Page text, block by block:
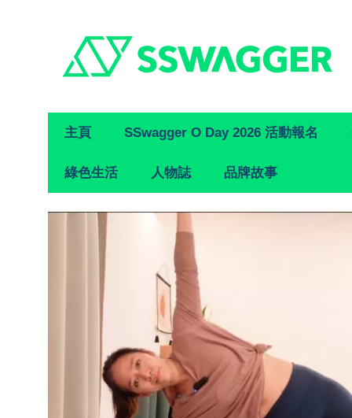
Primary
Navigation
主頁 SSwagger O Day 2026 活動報名
綠色生活 人物誌 品牌故事